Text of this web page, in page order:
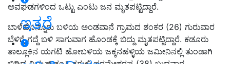
ಇತರೆ
ಅವಘಡಗಳಿಂದ ಒಟ್ಟು ಎಂಟು ಜನ ಮೃತಪಟ್ಟಿದ್ದಾರೆ.
ಬಾಳೆಹೊನ್ನೂರು ಬಳಿಯ ಅಂಡವಾನೆ ಗ್ರಾಮದ ಶಂಕರ (26) ಗುರುವಾರ
ಬೆಳಿಗ್ಗೆ ಗದ್ದೆ ಬಳಿ ಸಾಗುವಾಗ ಹೊಂಡಕ್ಕೆ ಬಿದ್ದು ಮೃತಪಟ್ಟಿದ್ದಾರೆ. ಕಡೂರು
ತಾಲ್ಲೂಕಿನ ಯಗಟಿ ಹೋಬಳಿಯ ಜಕ್ಕನಹಳ್ಳಿಯ ಜಮೀನಿನಲ್ಲಿ ತುಂಡಾಗಿ